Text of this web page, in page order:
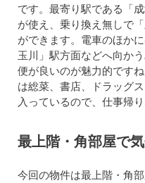
です。最寄り駅である「
が使え、乗り換え無しで
ができます。電車のほか
玉川」駅方面などへ向か
便が良いのが魅力的です
は総菜、書店、ドラッグ
入っているので、仕事帰
最上階・角部屋で
今回の物件は最上階・角